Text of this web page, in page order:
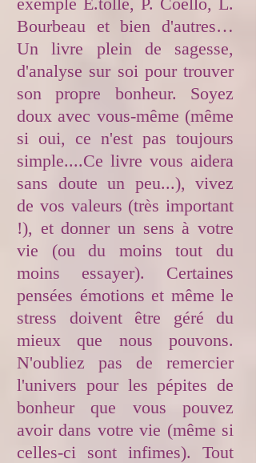
Bourbeau et bien d'autres…
Un livre plein de sagesse,
d'analyse sur soi pour trouver
son propre bonheur. Soyez
doux avec vous-même (même
si oui, ce n'est pas toujours
simple....Ce livre vous aidera
sans doute un peu...), vivez
de vos valeurs (très important
!), et donner un sens à votre
vie (ou du moins tout du
moins essayer). Certaines
pensées émotions et même le
stress doivent être géré du
mieux que nous pouvons.
N'oubliez pas de remercier
l'univers pour les pépites de
bonheur que vous pouvez
avoir dans votre vie (même si
celles-ci sont infimes). Tout